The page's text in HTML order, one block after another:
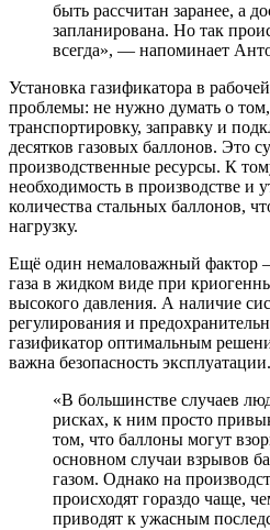
быть рассчитан заранее, а
запланирована. Но так
всегда», — напоминает
Установка газификатора в
проблемы: не нужно думать о том,
транспортировку, заправку и
десятков газовых баллонов. Это
производственные ресурсы. К
необходимость в производстве и
количества стальных баллонов,
нагрузку.
Ещё один немаловажный фактор
газа в жидком виде при
высокого давления. А наличие
регулирования и
газификатор оптимальным
важна безопасность эксплуатации.
«В большинстве случаев
рисках, к ним просто
том, что баллоны могут
основном случаи взрывов
газом. Однако на
происходят гораздо чаще,
приводят к ужасным